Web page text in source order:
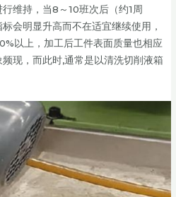
维持，当8～10班次后（约1周
会明显升高而不在适宜继续使用，
以上，加工后工件表面质量也相应
现，而此时,通常是以清洗切削液箱